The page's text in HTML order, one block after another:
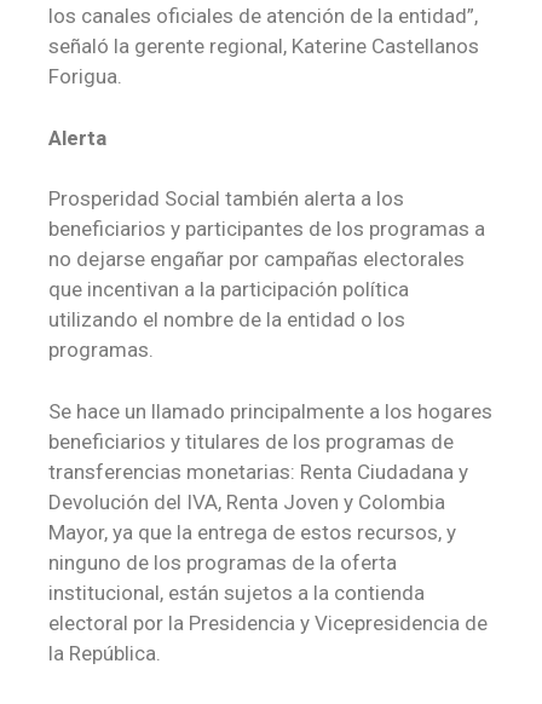
los canales oficiales de atención de la entidad”,
señaló la gerente regional, Katerine Castellanos
Forigua.
Alerta
Prosperidad Social también alerta a los
beneficiarios y participantes de los programas a
no dejarse engañar por campañas electorales
que incentivan a la participación política
utilizando el nombre de la entidad o los
programas.
Se hace un llamado principalmente a los hogares
beneficiarios y titulares de los programas de
transferencias monetarias: Renta Ciudadana y
Devolución del IVA, Renta Joven y Colombia
Mayor, ya que la entrega de estos recursos, y
ninguno de los programas de la oferta
institucional, están sujetos a la contienda
electoral por la Presidencia y Vicepresidencia de
la República.